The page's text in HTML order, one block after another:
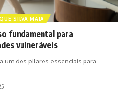
SILVA MAIA
fundamental para
vulneráveis
um dos pilares essenciais para